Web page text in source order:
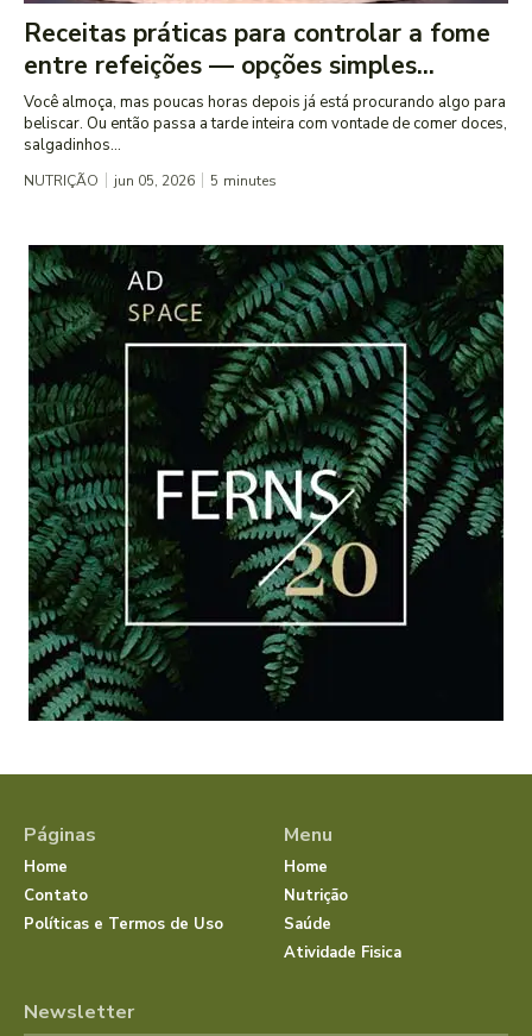
Receitas práticas para controlar a fome
entre refeições — opções simples...
Você almoça, mas poucas horas depois já está procurando algo para
beliscar. Ou então passa a tarde inteira com vontade de comer doces,
salgadinhos...
NUTRIÇÃO jun 05, 2026 5 minutes
Páginas
Home
Contato
Políticas e Termos de Uso
Menu
Home
Nutrição
Saúde
Atividade Fisica
Newsletter